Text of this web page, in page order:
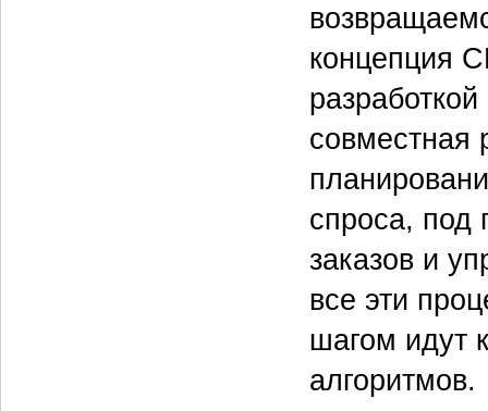
концепция
совместная
спроса, под
заказов и
все эти
шагом идут
алгоритмов.